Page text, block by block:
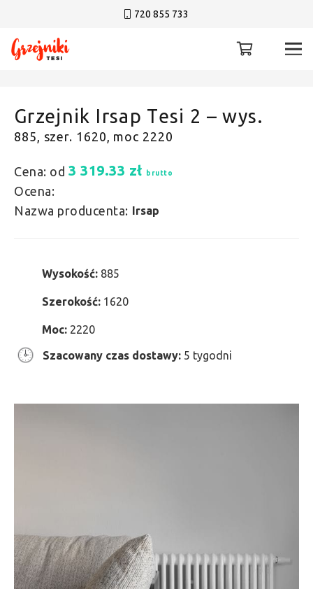
720 855 733
Grzejnik Irsap Tesi 2 – wys.
885, szer. 1620, moc 2220
Cena: od 3 319.33 zł brutto
Ocena:
Nazwa producenta: Irsap
Wysokość: 885
Szerokość: 1620
Moc: 2220
Szacowany czas dostawy: 5 tygodni